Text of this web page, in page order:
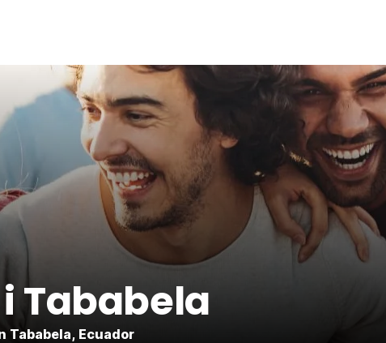
Tababela
Tababela, Ecuador